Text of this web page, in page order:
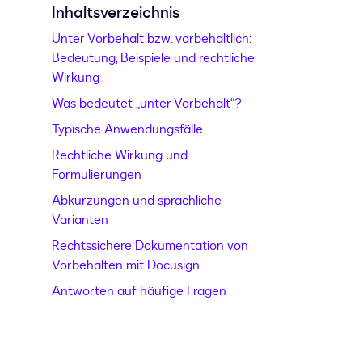
Inhaltsverzeichnis
Unter Vorbehalt bzw. vorbehaltlich:
Bedeutung, Beispiele und rechtliche
Wirkung
Was bedeutet „unter Vorbehalt“?
Typische Anwendungsfälle
Rechtliche Wirkung und
Formulierungen
Abkürzungen und sprachliche
Varianten
Rechtssichere Dokumentation von
Vorbehalten mit Docusign
Antworten auf häufige Fragen